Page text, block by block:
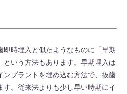
即時埋入と似たようなものに「早期
という方法もあります。早期埋入は
ンプラントを埋め込む方法で、抜歯
す。従来法よりも少し早い時期にイ